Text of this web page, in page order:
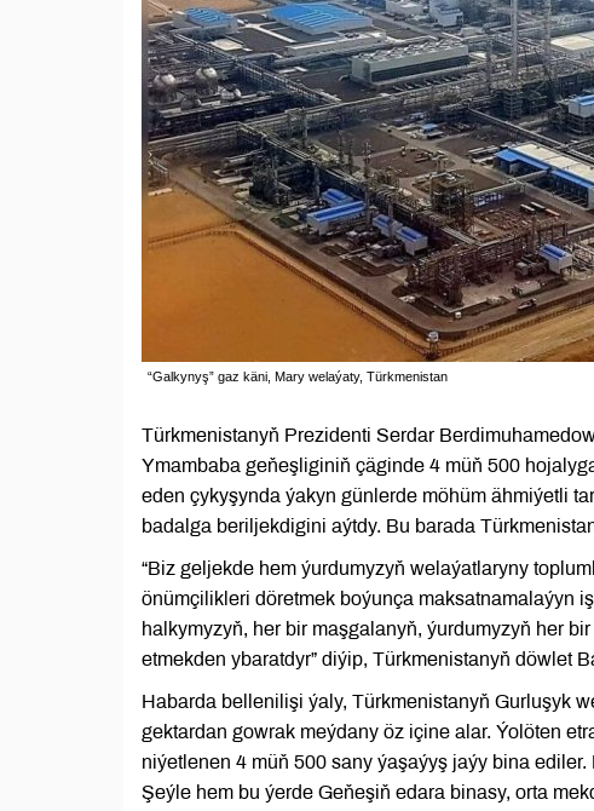
“Galkynyş” gaz käni, Mary welaýaty, Türkmenistan
Türkmenistanyň Prezidenti Serdar
Ymambaba geňeşliginiň çäginde 4 müň 500
eden çykyşynda ýakyn günlerde möhüm ähmiýetli
badalga beriljekdigini aýtdy. Bu barada
“Biz geljekde hem ýurdumyzyň welaýatlaryny
önümçilikleri döretmek boýunça maksatnamalaýyn
halkymyzyň, her bir maşgalanyň, ýurdumyzyň her
etmekden ybaratdyr” diýip, Türkmenistanyň döwlet
Habarda bellenilişi ýaly, Türkmenistanyň Gurluşyk
gektardan gowrak meýdany öz içine alar. Ýolöten
niýetlenen 4 müň 500 sany ýaşaýyş jaýy bina
Şeýle hem bu ýerde Geňeşiň edara binasy, orta